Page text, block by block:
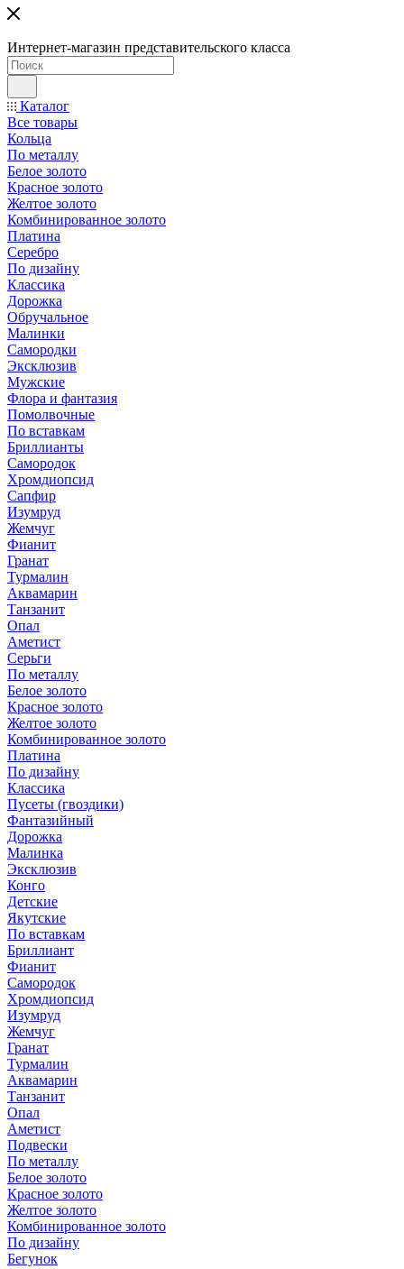
Интернет-магазин представительского класса
Каталог
Все товары
Кольца
По металлу
Белое золото
Красное золото
Желтое золото
Комбинированное золото
Платина
Серебро
По дизайну
Классика
Дорожка
Обручальное
Малинки
Самородки
Эксклюзив
Мужские
Флора и фантазия
Помолвочные
По вставкам
Бриллианты
Самородок
Хромдиопсид
Сапфир
Изумруд
Жемчуг
Фианит
Гранат
Турмалин
Аквамарин
Танзанит
Опал
Аметист
Серьги
По металлу
Белое золото
Красное золото
Желтое золото
Комбинированное золото
Платина
По дизайну
Классика
Пусеты (гвоздики)
Фантазийный
Дорожка
Малинка
Эксклюзив
Конго
Детские
Якутские
По вставкам
Бриллиант
Фианит
Самородок
Хромдиопсид
Изумруд
Жемчуг
Гранат
Турмалин
Аквамарин
Танзанит
Опал
Аметист
Подвески
По металлу
Белое золото
Красное золото
Желтое золото
Комбинированное золото
По дизайну
Бегунок